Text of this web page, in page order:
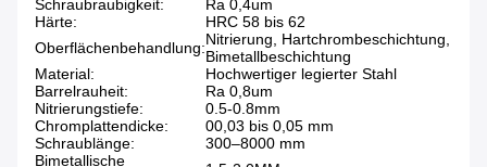
Schraubraubigkeit:
Ra 0,4um
Härte:
HRC 58 bis 62
Oberflächenbehandlung:Nitrierung, Hartchrombeschichtung,
Bimetallbeschichtung
Material:
Hochwertiger legierter Stahl
Barrelrauheit:
Ra 0,8um
Nitrierungstiefe:
0.5-0.8mm
Chromplattendicke:
00,03 bis 0,05 mm
Schraublänge:
300–8000 mm
Bimetallische